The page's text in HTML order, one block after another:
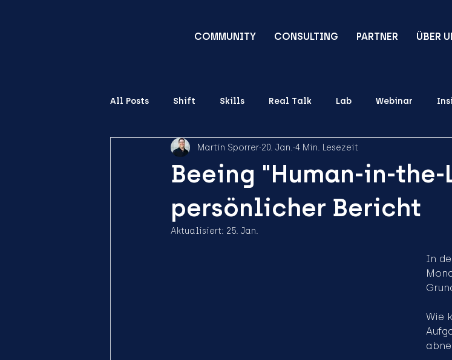
COMMUNITY CONSULTING PARTNER ÜBER
All Posts Shift Skills Real Talk Lab Webinar
Beeing "Human-in-the-
persönlicher Bericht
Martin Sporrer 20. Jan. 4 Min. Lesezeit
Aktualisiert: 25. Jan.
In
Wie